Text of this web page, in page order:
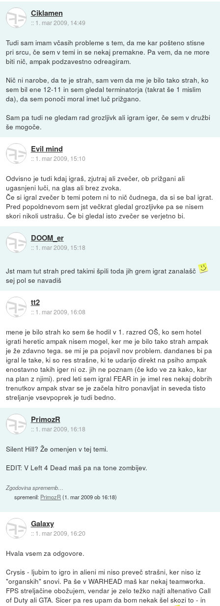
Ciklamen
:: 1. mar 2009, 14:49
Tudi sam imam včasih probleme s tem, da me kar pošteno stisne
pri srcu, če sem v temi in se nekaj premakne. Pa vem, da ne more
biti nič, ampak podzavestno odreagiram.
Nič ni narobe, da te je strah, sam vem da me je bilo tako strah, ko
sem bil ene 12-11 in sem gledal terminatorja (takrat še 1 mislim
da), da sem ponoči moral imet luč prižgano.
Sam pa tudi ne gledam rad grozljivk ali igram iger, če sem v družbi
še mogoče.
Evil mind
:: 1. mar 2009, 15:10
Odvisno je tudi kdaj igraš, zjutraj ali zvečer, ob prižgani ali
ugasnjeni luči, na glas ali brez zvoka.
Če si igral zvečer b temi potem ni to nič čudnega, da si se bal igrat.
Pred popoldnevom sem jst večkrat gledal grozljivke pa se nisem
skori nikoli ustrašu. Če bi gledal isto zvečer se verjetno bi.
DOOM_er
:: 1. mar 2009, 15:18
Jst mam tut strah pred takimi špili toda jih grem igrat zanalašč
sej pol se navadiš
tt2
:: 1. mar 2009, 16:08
mene je bilo strah ko sem še hodil v 1. razred OŠ, ko sem hotel
igrati heretic ampak nisem mogel, ker me je bilo tako strah ampak
je že zdavno tega. se mi je pa pojavil nov problem. dandanes bi pa
igral le take, ki so res strašne, ki te udarijo direkt na psiho ampak
enostavno takih iger ni oz. jih ne poznam (če kdo ve za kako, kar
na plan z njimi). pred leti sem igral FEAR in je imel res nekaj dobrih
trenutkov ampak stvar se je začela hitro ponavljat in seveda tisto
streljanje vsevpoprek je tudi bedno.
PrimozR
:: 1. mar 2009, 16:18
Silent Hill? Že omenjen v tej temi.
EDIT: V Left 4 Dead maš pa na tone zombijev.
Zgodovina sprememb…
spremenil: PrimozR (1. mar 2009 ob 16:18)
Galaxy
:: 1. mar 2009, 16:20
Hvala vsem za odgovore.
Crysis - ljubim to igro in alieni mi niso preveč strašni, ker niso iz
"organskih" snovi. Pa še v WARHEAD maš kar nekaj teamworka.
FPS streljačine obožujem, vendar je zelo težko najti altenativo Call
of Duty ali GTA. Sicer pa res upam da bom nekak šel skozi to - in